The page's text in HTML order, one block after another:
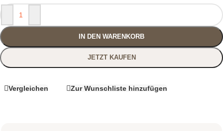
IN DEN WARENKORB
JETZT KAUFEN
Vergleichen Zur Wunschliste hinzufügen